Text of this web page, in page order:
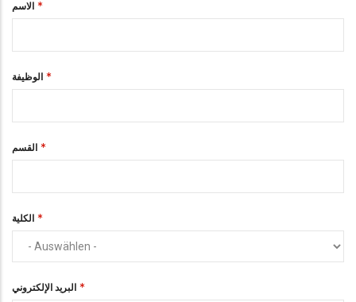
الاسم
الوظيفة
القسم
الكلية
البريد الإلكتروني